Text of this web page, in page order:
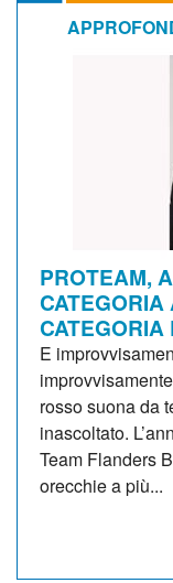
PROTEAM,
E
rosso suona da
inascoltato.
Team Flanders
orecchie a più...